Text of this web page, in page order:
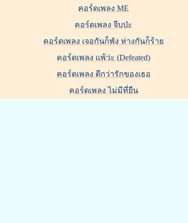
คอร์ดเพลง ME
คอร์ดเพลง จีบป่ะ
คอร์ดเพลง เจอกันก็พัง ห่างกันก็ร้าย
คอร์ดเพลง แพ้ว่ะ (Defeated)
คอร์ดเพลง ดีกว่ารักของเธอ
คอร์ดเพลง ไม่มีที่ยืน